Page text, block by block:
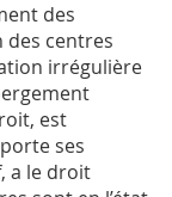
des
centres
irrégulière
est
ses
a le droit